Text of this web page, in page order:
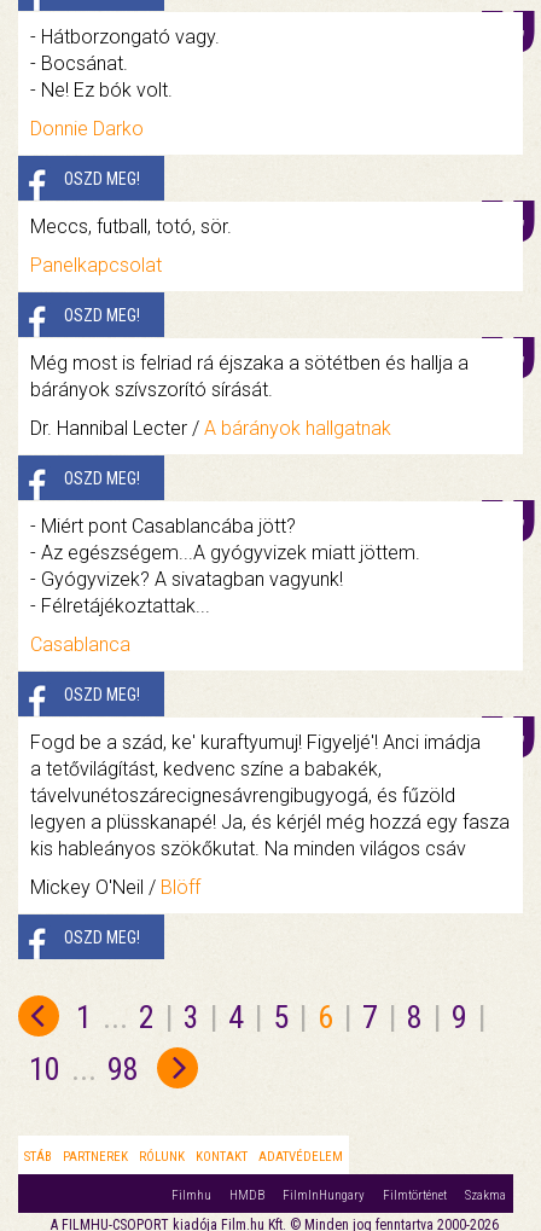
- Hátborzongató vagy.
- Bocsánat.
- Ne! Ez bók volt.
Donnie Darko
OSZD MEG!
Meccs, futball, totó, sör.
Panelkapcsolat
OSZD MEG!
Még most is felriad rá éjszaka a sötétben és hallja a
bárányok szívszorító sírását.
Dr. Hannibal Lecter / A bárányok hallgatnak
OSZD MEG!
- Miért pont Casablancába jött?
- Az egészségem...A gyógyvizek miatt jöttem.
- Gyógyvizek? A sivatagban vagyunk!
- Félretájékoztattak...
Casablanca
OSZD MEG!
Fogd be a szád, ke' kuraftyumuj! Figyeljé'! Anci imádja
a tetővilágítást, kedvenc színe a babakék,
távelvunétoszárecignesávrengibugyogá, és fűzöld
legyen a plüsskanapé! Ja, és kérjél még hozzá egy fasza
kis hableányos szökőkutat. Na minden világos csáv
Mickey O'Neil / Blöff
OSZD MEG!
1 ... 2 | 3 | 4 | 5 | 6 | 7 | 8 | 9 |
10 ... 98
STÁB PARTNEREK RÓLUNK KONTAKT ADATVÉDELEM
Filmhu HMDB FilmInHungary Filmtörténet Szakma
A FILMHU-CSOPORT kiadója Film.hu Kft. © Minden jog fenntartva 2000-2026